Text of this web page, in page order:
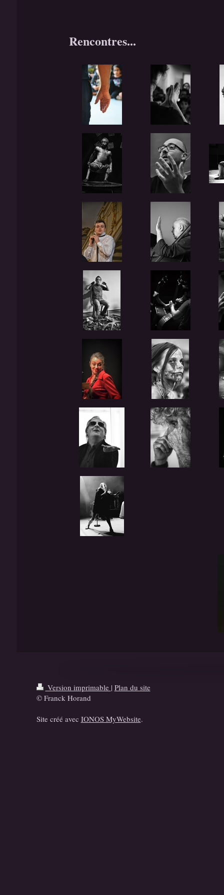
Rencontres...
Version imprimable | Plan du site
© Franck Horand
Site créé avec IONOS MyWebsite.